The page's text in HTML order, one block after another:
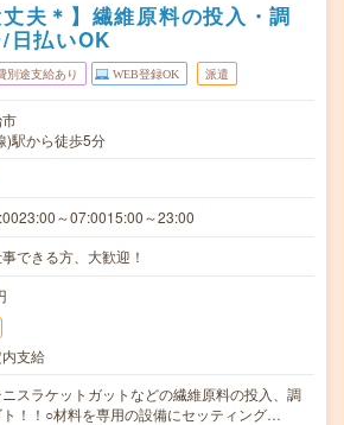
丈夫＊】繊維原料の投入・調
日払いOK
別途支給あり WEB登録OK 派遣
)駅から徒歩5分
～07:0015:00～23:00
できる方、大歓迎！
支給
スラケットガットなどの繊維原料の投入、調
！！○材料を専用の設備にセッティング…